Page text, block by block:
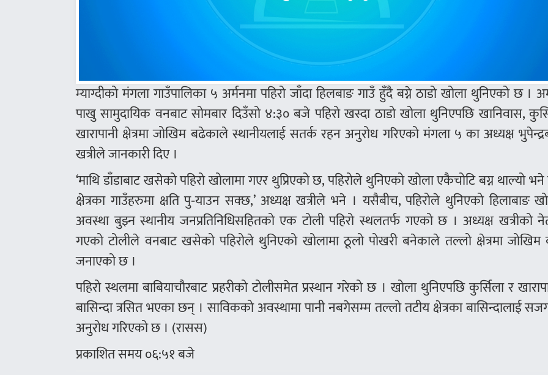
म्याग्दीको मंगला गाउँपालिका ५ अर्मनमा पहिरो जाँदा हिलबाङ गाउँ हुँदै बग्ने ठाडो खोला थुनिएको छ ।
पाखु सामुदायिक वनबाट सोमबार दिउँसो ४:३० बजे पहिरो खस्दा ठाडो खोला थुनिएपछि खानिवास,
खारापानी क्षेत्रमा जोखिम बढेकाले स्थानीयलाई सतर्क रहन अनुरोध गरिएको मंगला ५ का अध्यक्ष
खत्रीले जानकारी दिए ।
‘माथि डाँडाबाट खसेको पहिरो खोलामा गएर थुप्रिएको छ, पहिरोले थुनिएको खोला एकैचोटि बग्न थाल्यो
क्षेत्रका गाउँहरुमा क्षति पु‑याउन सक्छ,’ अध्यक्ष खत्रीले भने । यसैबीच, पहिरोले थुनिएको हिलाबाङ
अवस्था बुझ्न स्थानीय जनप्रतिनिधिसहितको एक टोली पहिरो स्थलतर्फ गएको छ । अध्यक्ष खत्रीको
गएको टोलीले वनबाट खसेको पहिरोले थुनिएको खोलामा ठूलो पोखरी बनेकाले तल्लो क्षेत्रमा
जनाएको छ ।
पहिरो स्थलमा बाबियाचौरबाट प्रहरीको टोलीसमेत प्रस्थान गरेको छ । खोला थुनिएपछि कुर्सिला र
बासिन्दा त्रसित भएका छन् । साविकको अवस्थामा पानी नबगेसम्म तल्लो तटीय क्षेत्रका बासिन्दालाई
अनुरोध गरिएको छ । (रासस)
प्रकाशित समय ०६:५१ बजे